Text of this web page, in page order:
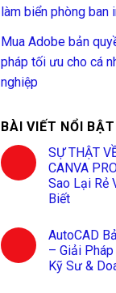
làm biển phòng ban
Mua Adobe bản
pháp tối ưu cho cá
nghiệp
BÀI VIẾT NỔI
SỰ THẬT
CANVA
Sao Lại Rẻ
Biết
AutoCAD
– Giải
Kỹ Sư &